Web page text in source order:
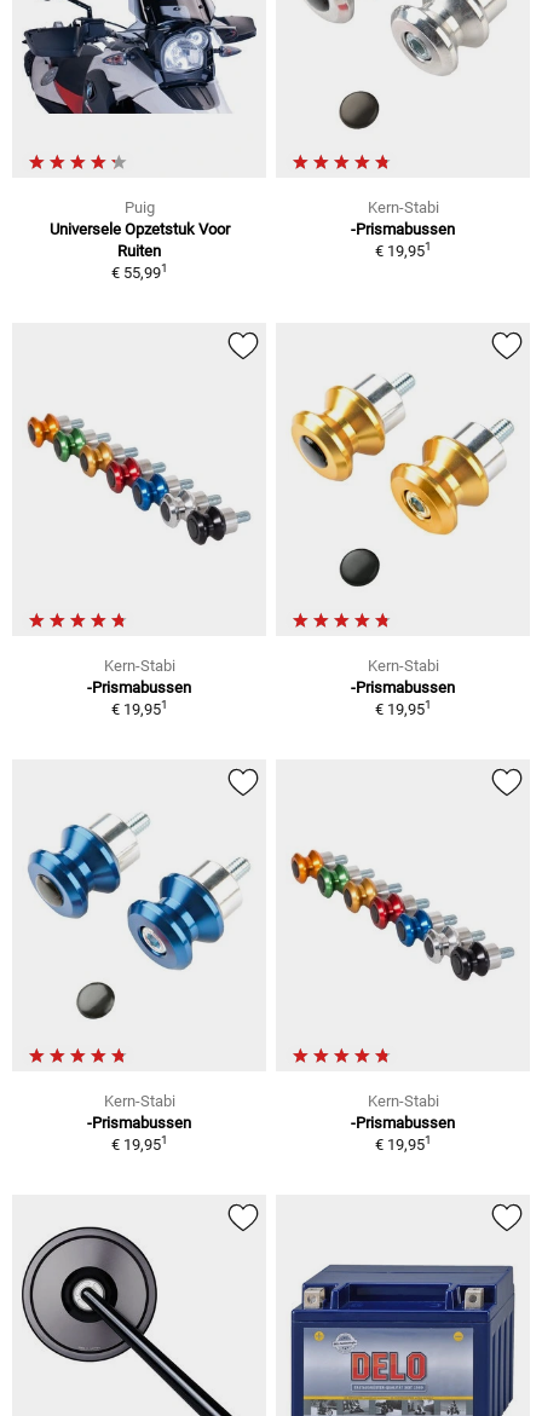
Puig
Universele Opzetstuk Voor
Ruiten
€ 55,991
Kern-Stabi
-Prismabussen
€ 19,951
Kern-Stabi
-Prismabussen
€ 19,951
Kern-Stabi
-Prismabussen
€ 19,951
Kern-Stabi
-Prismabussen
€ 19,951
Kern-Stabi
-Prismabussen
€ 19,951